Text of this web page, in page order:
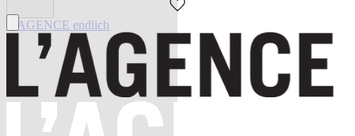
L'AGENCE endlich